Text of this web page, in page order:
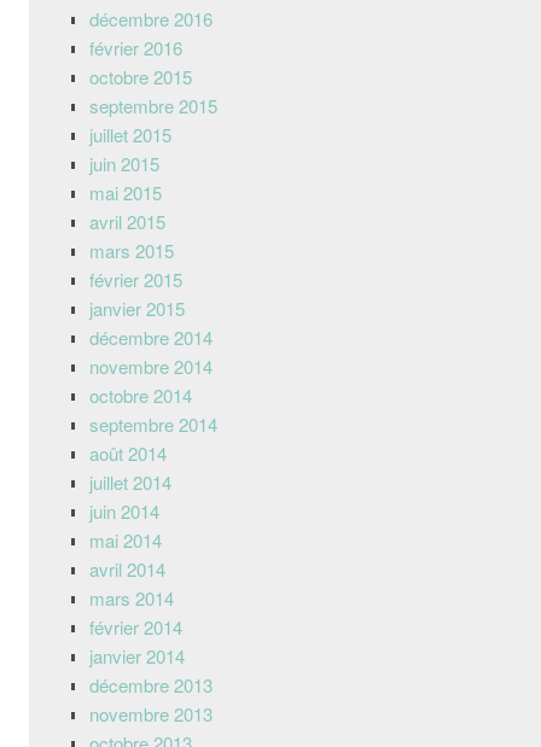
décembre 2016
février 2016
octobre 2015
septembre 2015
juillet 2015
juin 2015
mai 2015
avril 2015
mars 2015
février 2015
janvier 2015
décembre 2014
novembre 2014
octobre 2014
septembre 2014
août 2014
juillet 2014
juin 2014
mai 2014
avril 2014
mars 2014
février 2014
janvier 2014
décembre 2013
novembre 2013